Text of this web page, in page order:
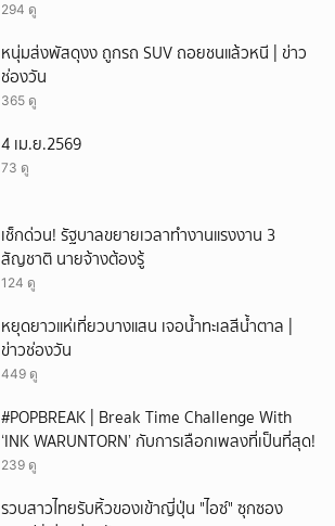
294 ดู
หนุ่มส่งพัสดุงง ถูกรถ SUV ถอยชนแล้วหนี | ข่าว
ช่องวัน
365 ดู
4 เม.ย.2569
73 ดู
เช็กด่วน! รัฐบาลขยายเวลาทำงานแรงงาน 3
สัญชาติ นายจ้างต้องรู้
124 ดู
หยุดยาวแห่เที่ยวบางแสน เจอน้ำทะเลสีน้ำตาล |
ข่าวช่องวัน
449 ดู
#POPBREAK | Break Time Challenge With
‘INK WARUNTORN’ กับการเลือกเพลงที่เป็นที่สุด!
239 ดู
รวบสาวไทยรับหิ้วของเข้าญี่ปุ่น "ไอซ์" ซุกซอง